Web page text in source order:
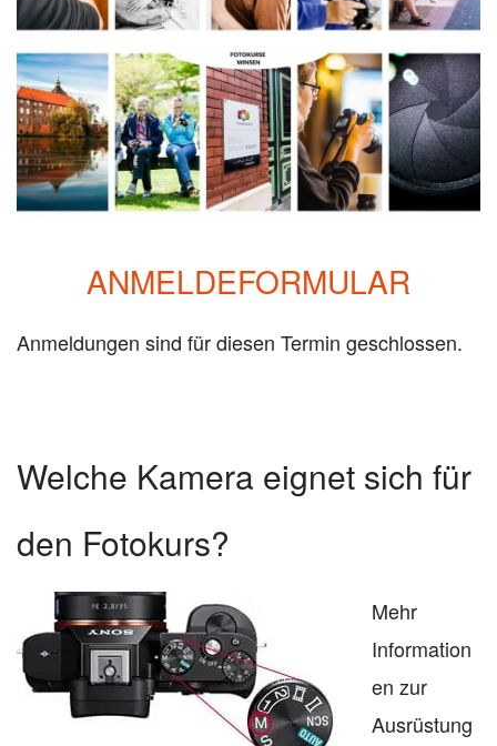
ANMELDEFORMULAR
Anmeldungen sind für diesen Termin geschlossen.
Welche Kamera eignet sich für
den Fotokurs?
Mehr
Information
en zur
Ausrüstung